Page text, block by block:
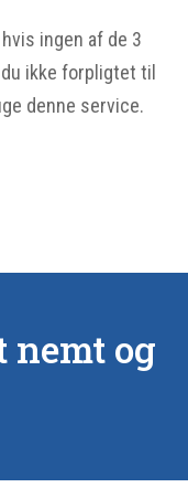
ingen af de 3
ikke forpligtet til
denne service.
og